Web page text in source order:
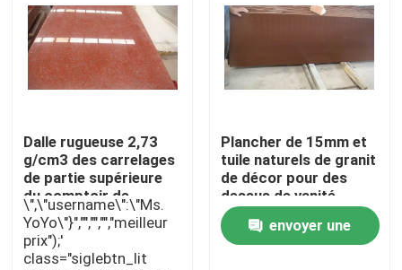
À la maison
Dalle rugueuse 2,73
g/cm3 des carrelages
de partie supérieure
du comptoir de
cuisine de granit de
couleur rouge 50x50
\",\"username\":\"Ms.
YoYo\"}","","","","meilleur
prix");'
class="siglebtn_lit
Plancher de 15mm et
tuile naturels de granit
de décor pour des
dessus de vanité
envoyer une